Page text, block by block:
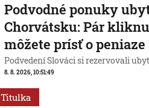
Podvodné ponuky
Chorvátsku: Pár
môžete prísť o
Podvedení Slováci si rezervovali
8. 8. 2026, 10:51:49
Titulka